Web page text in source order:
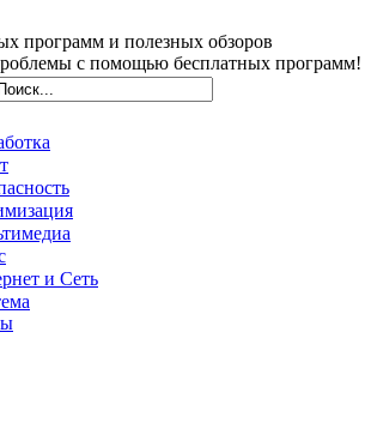
программ и полезных обзоров
с помощью бесплатных программ!
и Сеть